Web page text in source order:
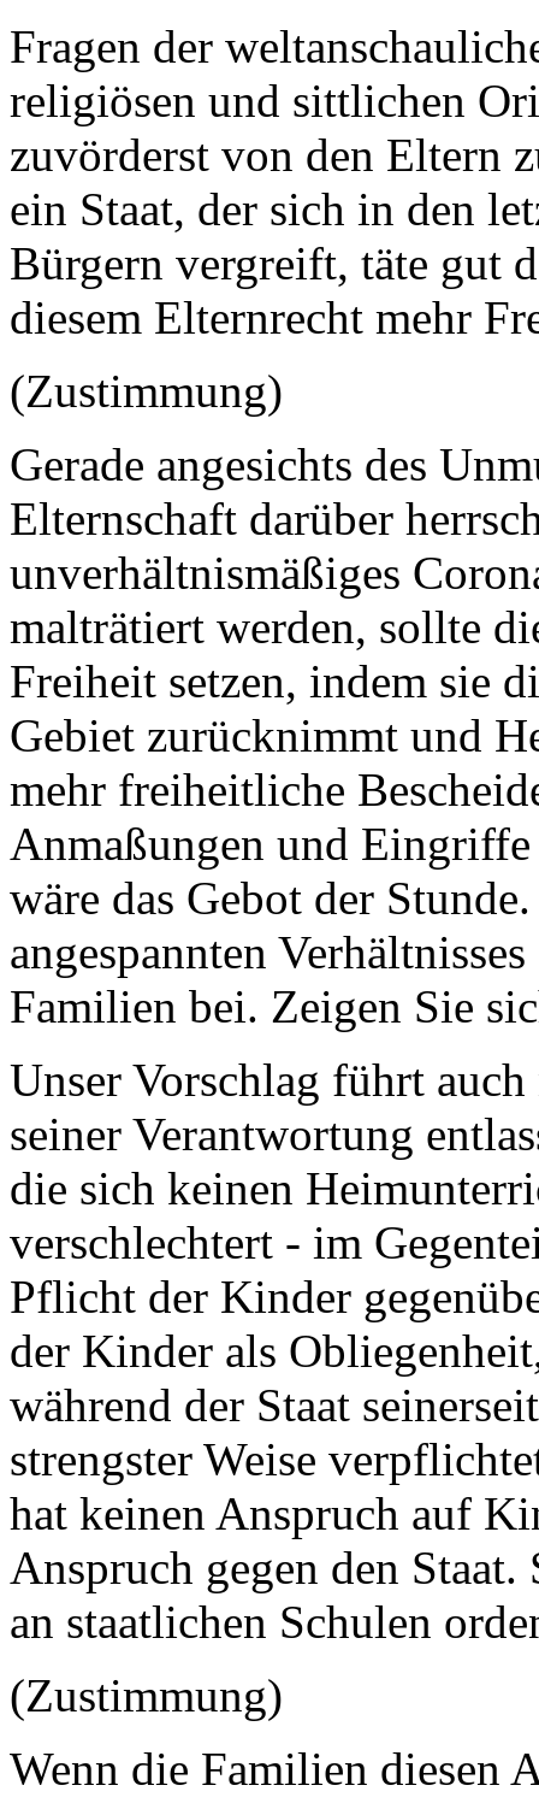
Fragen der
religiösen und sittlichen
zuvörderst von den Eltern
ein Staat, der sich in den
Bürgern vergreift, täte gut
diesem Elternrecht mehr
(Zustimmung)
Gerade angesichts des
Elternschaft darüber
unverhältnismäßiges
malträtiert werden, sollte
Freiheit setzen, indem sie
Gebiet zurücknimmt und
mehr freiheitliche
Anmaßungen und
wäre das Gebot der
angespannten
Familien bei. Zeigen Sie
Unser Vorschlag führt auch
seiner Verantwortung
die sich keinen
verschlechtert - im
Pflicht der Kinder
der Kinder als
während der Staat
strengster Weise
hat keinen Anspruch auf
Anspruch gegen den
an staatlichen Schulen
(Zustimmung)
Wenn die Familien diesen